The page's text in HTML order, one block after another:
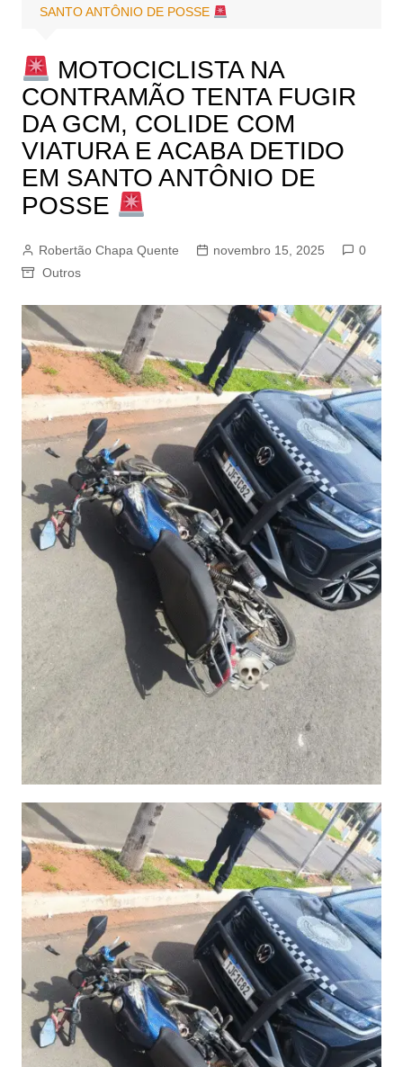
SANTO ANTÔNIO DE POSSE
MOTOCICLISTA NA
CONTRAMÃO TENTA FUGIR
DA GCM, COLIDE COM
VIATURA E ACABA DETIDO
EM SANTO ANTÔNIO DE
POSSE
Robertão Chapa Quente novembro 15, 2025
0
Outros